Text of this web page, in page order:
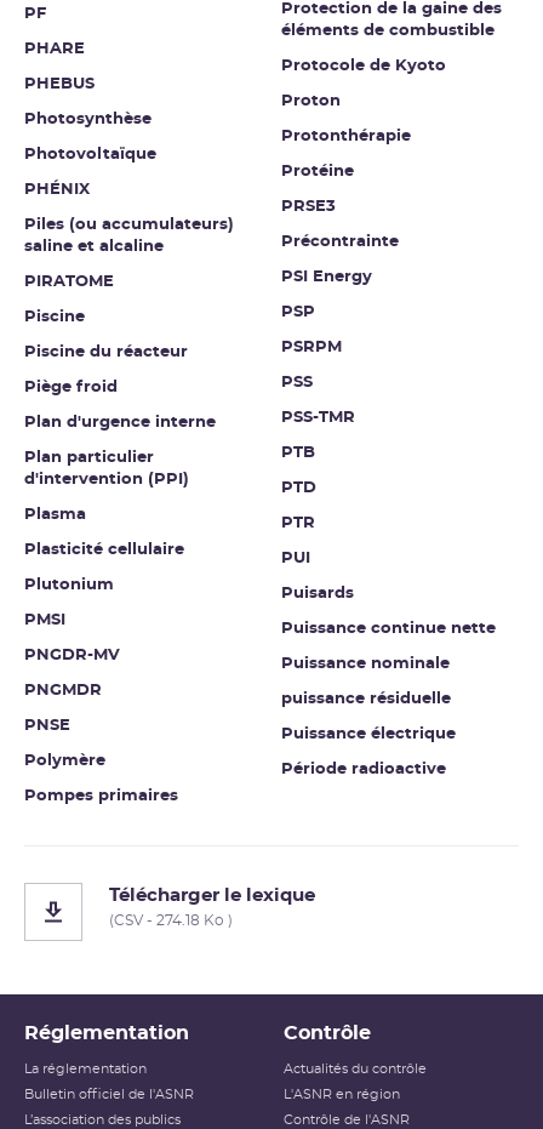
PF
PHARE
PHEBUS
Photosynthèse
Photovoltaïque
PHÉNIX
Piles (ou accumulateurs)
saline et alcaline
PIRATOME
Piscine
Piscine du réacteur
Piège froid
Plan d'urgence interne
Plan particulier
d'intervention (PPI)
Plasma
Plasticité cellulaire
Plutonium
PMSI
PNGDR-MV
PNGMDR
PNSE
Polymère
Pompes primaires
Protection de la gaine des
éléments de combustible
Protocole de Kyoto
Proton
Protonthérapie
Protéine
PRSE3
Précontrainte
PSI Energy
PSP
PSRPM
PSS
PSS-TMR
PTB
PTD
PTR
PUI
Puisards
Puissance continue nette
Puissance nominale
puissance résiduelle
Puissance électrique
Période radioactive
Télécharger le lexique
(CSV - 274.18 Ko )
Réglementation
La réglementation
Bulletin officiel de l'ASNR
L’association des publics
Contrôle
Actualités du contrôle
L'ASNR en région
Contrôle de l'ASNR